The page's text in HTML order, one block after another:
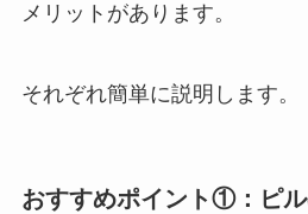
メリットがあります。
それぞれ簡単に説明します。
おすすめポイント①：ピ